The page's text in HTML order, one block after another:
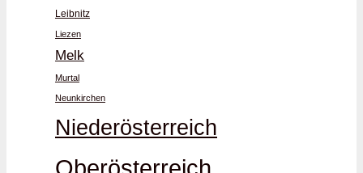
Leibnitz
Liezen
Melk
Murtal
Neunkirchen
Niederösterreich